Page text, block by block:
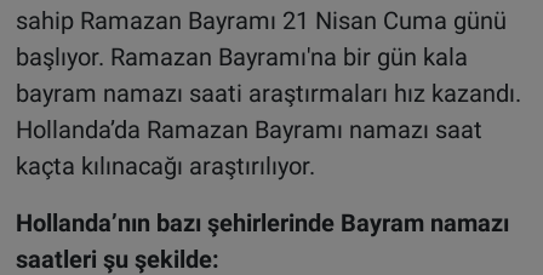
sahip Ramazan Bayramı 21 Nisan Cuma günü
başlıyor. Ramazan Bayramı'na bir gün kala
bayram namazı saati araştırmaları hız kazandı.
Hollanda’da Ramazan Bayramı namazı saat
kaçta kılınacağı araştırılıyor.
Hollanda’nın bazı şehirlerinde Bayram namazı
saatleri şu şekilde: